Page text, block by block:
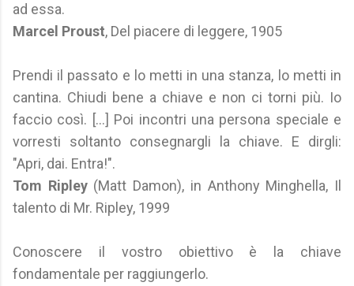
ad essa.
Marcel Proust, Del piacere di leggere, 1905
Prendi il passato e lo metti in una stanza, lo metti in
cantina. Chiudi bene a chiave e non ci torni più. Io
faccio così. [...] Poi incontri una persona speciale e
vorresti soltanto consegnargli la chiave. E dirgli:
"Apri, dai. Entra!".
Tom Ripley(Matt Damon), in Anthony Minghella, Il
talento di Mr. Ripley, 1999
Conoscere il vostro obiettivo è la chiave
fondamentale per raggiungerlo.